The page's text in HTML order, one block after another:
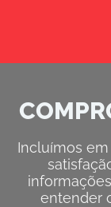
Incluímos em
entender